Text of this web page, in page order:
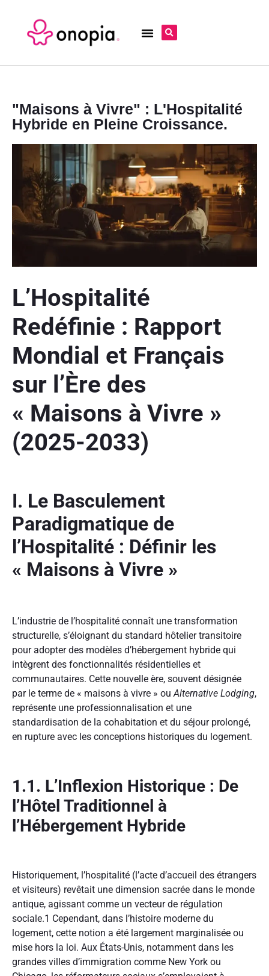
"Maisons à Vivre" : L'Hospitalité
Hybride en Pleine Croissance.
L’Hospitalité
Redéfinie : Rapport
Mondial et Français
sur l’Ère des
« Maisons à Vivre »
(2025-2033)
I. Le Basculement
Paradigmatique de
l’Hospitalité : Définir les
« Maisons à Vivre »
L’industrie de l’hospitalité connaît une transformation
structurelle, s’éloignant du standard hôtelier transitoire
pour adopter des modèles d’hébergement hybride qui
intègrent des fonctionnalités résidentielles et
communautaires. Cette nouvelle ère, souvent désignée
par le terme de « maisons à vivre » ou Alternative Lodging,
représente une professionnalisation et une
standardisation de la cohabitation et du séjour prolongé,
en rupture avec les conceptions historiques du logement.
1.1. L’Inflexion Historique : De
l’Hôtel Traditionnel à
l’Hébergement Hybride
Historiquement, l’hospitalité (l’acte d’accueil des étrangers
et visiteurs) revêtait une dimension sacrée dans le monde
antique, agissant comme un vecteur de régulation
sociale.1 Cependant, dans l’histoire moderne du
logement, cette notion a été largement marginalisée ou
mise hors la loi. Aux États-Unis, notamment dans les
grandes villes d’immigration comme New York ou